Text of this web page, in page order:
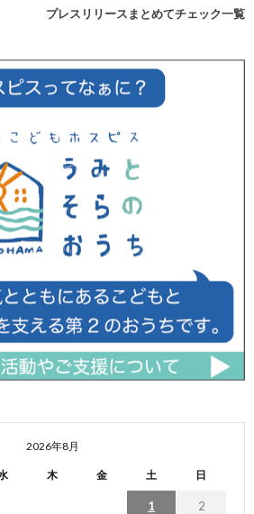
プレスリリースまとめてチェック一覧
2026年8月
木 金 土 日
1 2